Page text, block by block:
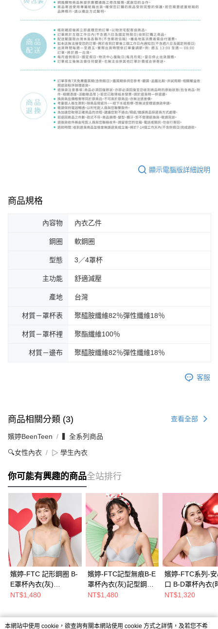
顯示電腦版詳細說明
商品規格
內容物 內衣乙件
鋼圈 軟鋼圈
型態 3／4罩杯
主功能 舒適減壓
產地 台灣
材質－罩杯表 聚醯胺纖維82％彈性纖維18％
材質－罩杯裡 聚酯纖維100％
材質－邊布 聚醯胺纖維82％彈性纖維18％
客服
商品相關分類 (3) 查看全部
嬪婷BeenTeen ▍全系列商品
🔍女性內衣 ▷ 學生內衣
你可能有興趣的商品全站排行
嬪婷-FTC 記形鋼圈 B-
E罩杯內衣(灰)
BB3387F5
NT$1,480
嬪婷-FTC記型無痕B-E
罩杯內衣(灰)記型鋼圈-
超細纖維-均薄無縫-
NT$1,480
嬪婷-FTC系列-
口 B-D罩杯內衣(
灰) BB3820FX
NT$1,320
本網站中使用 cookie，欲查詢有關本網站使用 cookie 方式之詳情，及若您不希